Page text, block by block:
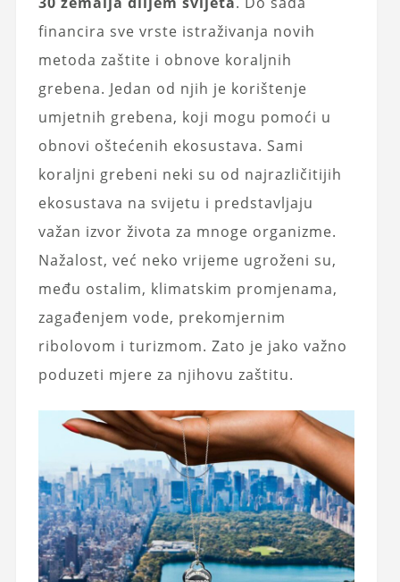
financira sve vrste istraživanja novih
metoda zaštite i obnove koraljnih
grebena. Jedan od njih je korištenje
umjetnih grebena, koji mogu pomoći u
obnovi oštećenih ekosustava. Sami
koraljni grebeni neki su od najrazličitijih
ekosustava na svijetu i predstavljaju
važan izvor života za mnoge organizme.
Nažalost, već neko vrijeme ugroženi su,
među ostalim, klimatskim promjenama,
zagađenjem vode, prekomjernim
ribolovom i turizmom. Zato je jako važno
poduzeti mjere za njihovu zaštitu.